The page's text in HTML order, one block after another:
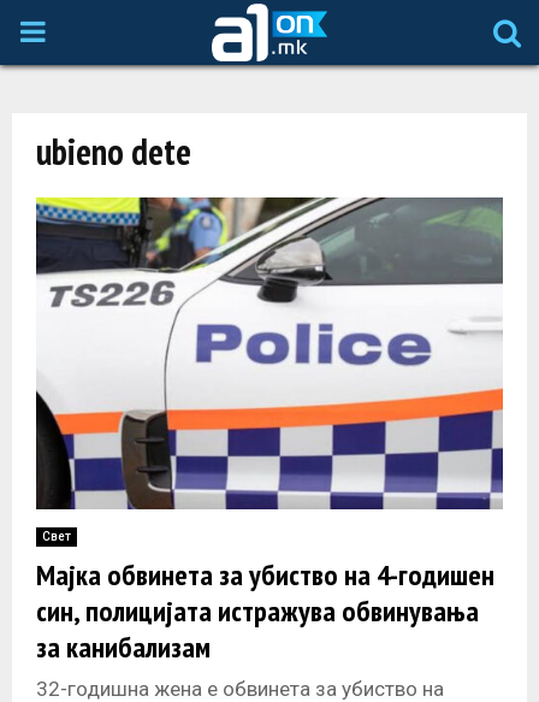
P
M
Y
E
N
U
ubieno dete
Свет
Мајка обвинета за убиство на 4-годишен
син, полицијата истражува обвинувања
за канибализам
32-годишна жена е обвинета за убиство на